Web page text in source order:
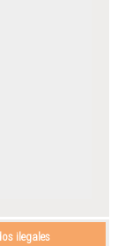
ilegales